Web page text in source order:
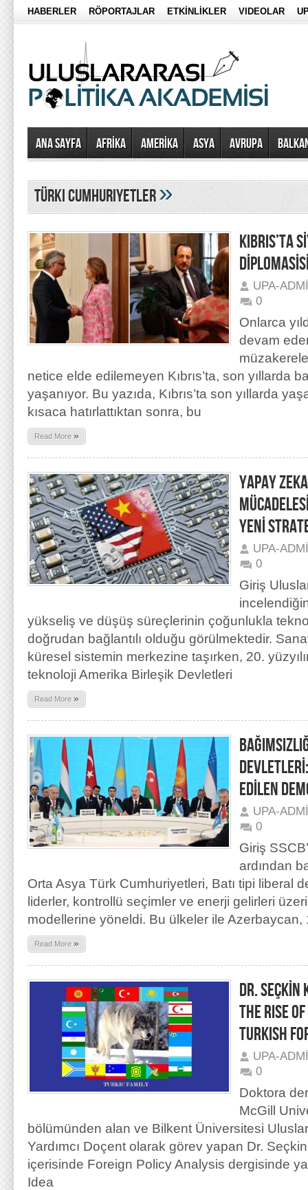
HABERLER RÖPORTAJLAR ETKİNLİKLER VIDEOLAR
Ana Sayfa AFRİKA AMERİKA ASYA AVRUPA
türki cumhuriyetler»
KIBRIS’TA
UPA-
0
Onlarca
devam
netice elde edilemeyen Kıbrıs’ta, son yıllarda
yaşanıyor. Bu yazıda, Kıbrıs’ta son yıllarda
kısaca hatırlattıktan sonra, bu
Read More »
YAPAY
YENİ
UPA-
0
Giriş
yükseliş ve düşüş süreçlerinin çoğunlukla
doğrudan bağlantılı olduğu görülmektedir.
küresel sistemin merkezine taşırken, 20.
teknoloji Amerika Birleşik Devletleri
Read More »
EDİLEN
UPA-
0
Giriş
ardından
Orta Asya Türk Cumhuriyetleri, Batı tipi liberal
liderler, kontrollü seçimler ve enerji gelirleri
modellerine yöneldi. Bu ülkeler ile Azerbaycan,
Read More »
DR. SEÇKİN
THE RISE
TURKISH
UPA-
0
Doktora
McGill
bölümünden alan ve Bilkent Üniversitesi
Yardımcı Doçent olarak görev yapan Dr.
içerisinde Foreign Policy Analysis dergisinde
Idea